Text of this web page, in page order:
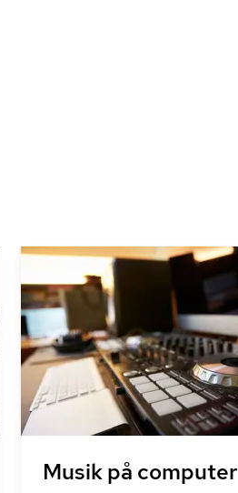
Musik på computer